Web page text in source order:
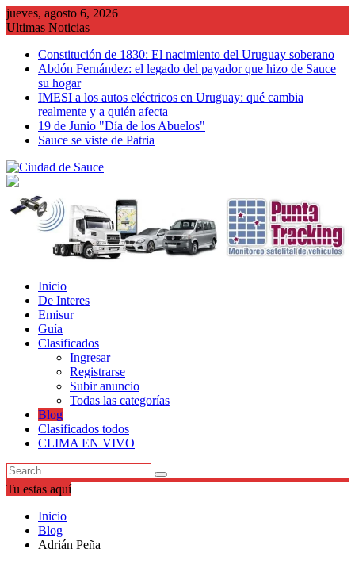
Saltar
al
jueves, agosto 6, 2026
Ultimas Noticias
Constitución de 1830: El nacimiento del Uruguay soberano
Abdón Fernández: el legado del payador que hizo de Sauce
su hogar
IMESI a los autos eléctricos en Uruguay: qué cambia
realmente y a quién afecta
19 de Junio "Día de los Abuelos"
Sauce se viste de Patria
Inicio
De Interes
Emisur
Guía
Clasificados
Ingresar
Registrarse
Subir anuncio
Todas las categorías
Blog
Clasificados todos
CLIMA EN VIVO
Tu estas aquí
Inicio
Blog
Adrián Peña